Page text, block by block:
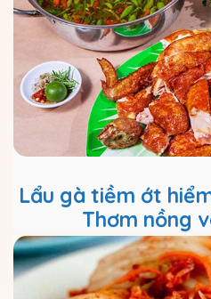
Lẩu gà tiềm ớt
Thơm nồng